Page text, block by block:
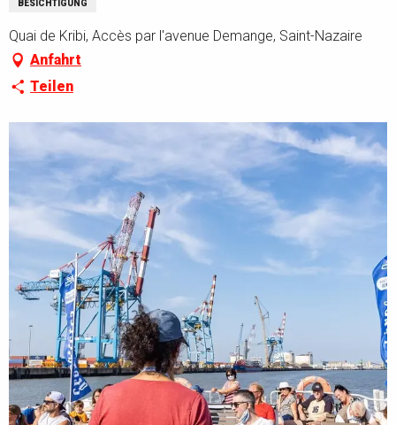
BESICHTIGUNG
Quai de Kribi, Accès par l'avenue Demange, Saint-Nazaire
Anfahrt
Teilen